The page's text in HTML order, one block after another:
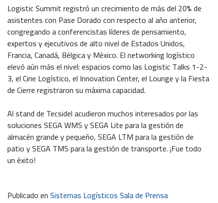
Logistic Summit registró un crecimiento de más del 20% de
asistentes con Pase Dorado con respecto al año anterior,
congregando a conferencistas líderes de pensamiento,
expertos y ejecutivos de alto nivel de Estados Unidos,
Francia, Canadá, Bélgica y México. El networking logístico
elevó aún más el nivel: espacios como las Logistic Talks 1-2-
3, el Cine Logístico, el Innovation Center, el Lounge y la Fiesta
de Cierre registraron su máxima capacidad.
Al stand de Tecsidel acudieron muchos interesados por las
soluciones SEGA WMS y SEGA Lite para la gestión de
almacén grande y pequeño, SEGA LTM para la gestión de
patio y SEGA TMS para la gestión de transporte. ¡Fue todo
un éxito!
Publicado enSistemas Logísticos Sala de Prensa